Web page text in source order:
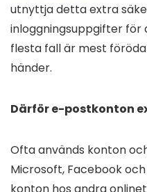
utnyttja detta extra
inloggningsuppgifter för
flesta fall är mest
händer.
Därför e-postkonton
Ofta används konton
Microsoft, Facebook
konton hos andra